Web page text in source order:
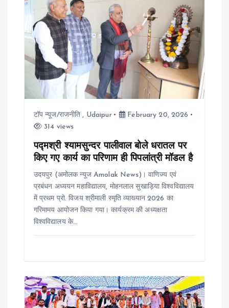
g
a
टॉप न्यूज/राजनीति , Udaipur
February 20, 2026
314 views
पद्मश्री श्यामसुन्दर पालीवाल बोले धरातल पर
किए गए कार्य का परिणाम ही पिपलांत्री मॉडल है
उदयपुर (अमोलक न्यूज Amolak News)। वाणिज्य एवं
प्रबंधन अध्ययन महाविद्यालय, मोहनलाल सुखाड़िया विश्वविद्यालय
में प्रथम प्रो. विजय श्रीमाली स्मृति व्याख्यान 2026 का
गरिमामय आयोजन किया गया। कार्यक्रम की अध्यक्षता
विश्वविद्यालय के…